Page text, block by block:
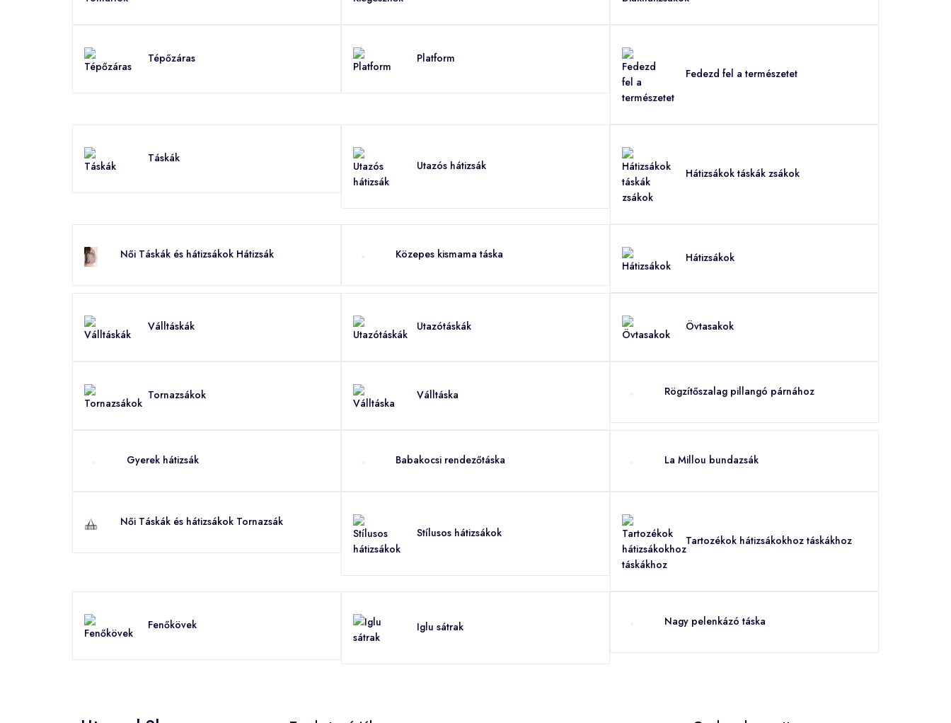
Tépőzáras
Platform
Fedezd fel a természetet
Táskák
Utazós hátizsák
Hátizsákok táskák zsákok
Női Táskák és hátizsákok Hátizsák Közepes kismama táska Hátizsákok
Válltáskák Utazótáskák Övtasakok
Tornazsákok Válltáska Rögzítőszalag pillangó párnához
Gyerek hátizsák Babakocsi rendezőtáska La Millou bundazsák
Női Táskák és hátizsákok Tornazsák
Stílusos hátizsákok
Tartozékok hátizsákokhoz táskákhoz
Fenőkövek Iglu sátrak Nagy pelenkázó táska